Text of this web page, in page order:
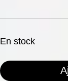
En stock